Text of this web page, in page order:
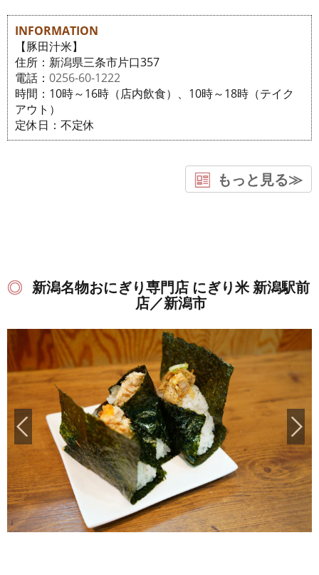
INFORMATION
【豚田汁米】
住所：新潟県三条市片口357
電話： 0256-60-1222
時間：10時～16時（店内飲食）、10時～18時（テイク
アウト）
定休日：不定休
もっと見る≫
新潟名物おにぎり専門店 にぎり米 新潟駅前
店／新潟市